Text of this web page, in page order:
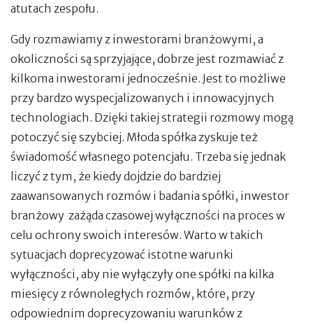
atutach zespołu.
Gdy rozmawiamy z inwestorami branżowymi, a
okoliczności są sprzyjające, dobrze jest rozmawiać z
kilkoma inwestorami jednocześnie. Jest to możliwe
przy bardzo wyspecjalizowanych i innowacyjnych
technologiach. Dzięki takiej strategii rozmowy mogą
potoczyć się szybciej. Młoda spółka zyskuje też
świadomość własnego potencjału. Trzeba się jednak
liczyć z tym, że kiedy dojdzie do bardziej
zaawansowanych rozmów i badania spółki, inwestor
branżowy zażąda czasowej wyłączności na proces w
celu ochrony swoich interesów. Warto w takich
sytuacjach doprecyzować istotne warunki
wyłączności, aby nie wyłączyły one spółki na kilka
miesięcy z równoległych rozmów, które, przy
odpowiednim doprecyzowaniu warunków z